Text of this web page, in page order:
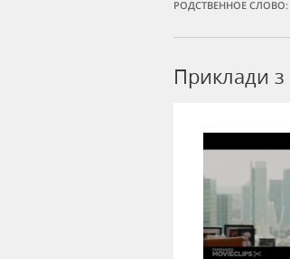
РОДСТВЕННОЕ СЛОВО:
Приклади з